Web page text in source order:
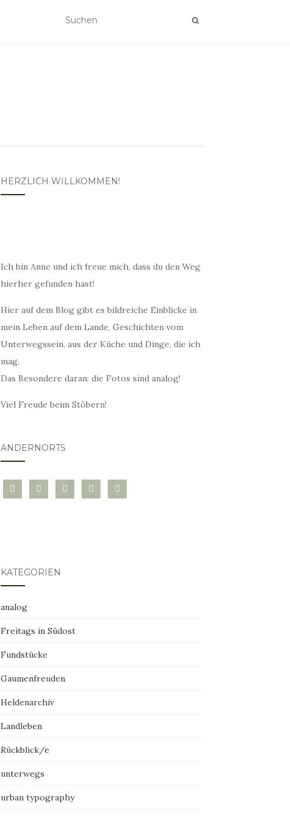
HERZLICH WILLKOMMEN!
Ich bin Anne und ich freue mich, dass du den Weg
hierher gefunden hast!
Hier auf dem Blog gibt es bildreiche Einblicke in
mein Leben auf dem Lande, Geschichten vom
Unterwegssein, aus der Küche und Dinge, die ich
mag.
Das Besondere daran: die Fotos sind analog!
Viel Freude beim Stöbern!
ANDERNORTS
bloglovininstagramtwitter pinterest
mail
KATEGORIEN
analog
Freitags in Südost
Fundstücke
Gaumenfreuden
Heldenarchiv
Landleben
Rückblick/e
unterwegs
urban typography